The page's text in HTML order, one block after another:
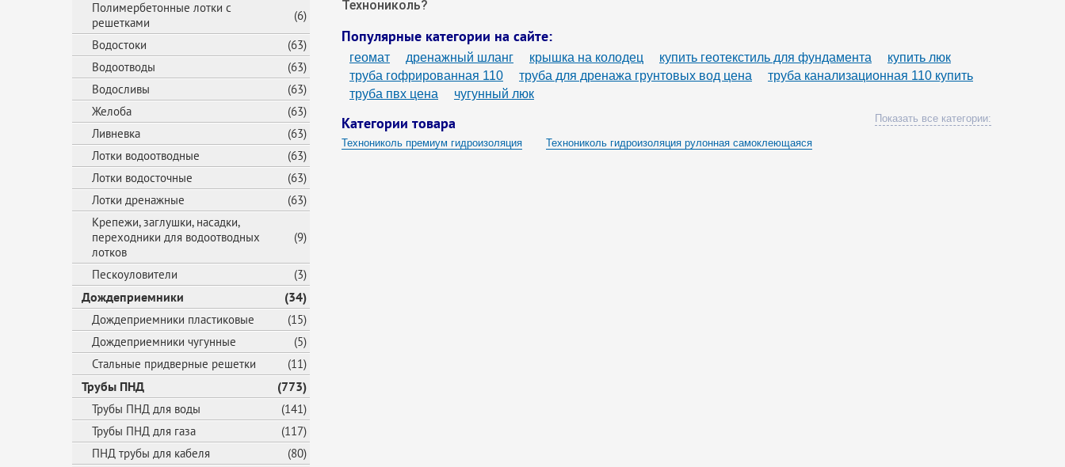
Полимербетонные лотки с
решетками
(6)
Водостоки
(63)
Водоотводы
(63)
Водосливы
(63)
Желоба
(63)
Ливневка
(63)
Лотки водоотводные
(63)
Лотки водосточные
(63)
Лотки дренажные
(63)
Крепежи, заглушки, насадки,
переходники для водоотводных
лотков
(9)
Пескоуловители (3)
Дождеприемники (34)
Дождеприемники пластиковые
(15)
Дождеприемники чугунные
(5)
Стальные придверные решетки
(11)
Трубы ПНД (773)
Трубы ПНД для воды
(141)
Трубы ПНД для газа
(117)
ПНД трубы для кабеля
(80)
Технониколь?
Популярные категории на сайте:
геомат дренажный шланг крышка на колодец купить геотекстиль для фундамента
купить люк
труба гофрированная 110
труба для дренажа грунтовых вод цена
труба канализационная 110 купить
труба пвх цена
чугунный люк
Категории товара Показать все категории:
Технониколь премиум гидроизоляция
Технониколь гидроизоляция рулонная самоклеющаяся